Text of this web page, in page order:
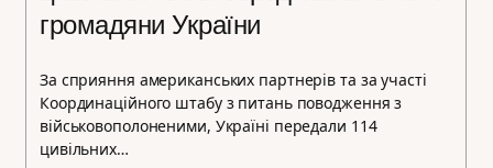
громадяни України
За сприяння американських партнерів та за участі
Координаційного штабу з питань поводження з
військовополоненими, Україні передали 114
цивільних…